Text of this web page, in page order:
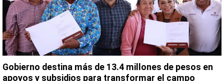
Gobierno destina más de 13.4 millones de pesos en
apoyos y subsidios para transformar el campo